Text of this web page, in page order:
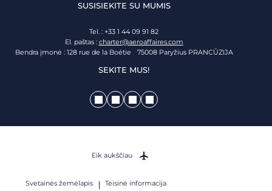
SUSISIEKITE SU MUMIS
Tel. : +33 1 44 09 91 82
El. paštas : charter@aeroaffaires.com
Bendra įmonė : 128 rue de la Boétie 75008 Paryžius PRANCŪZIJA
SEKITE MUS!
Svetainės žemėlapis
Teisinė informacija
Eik aukščiau